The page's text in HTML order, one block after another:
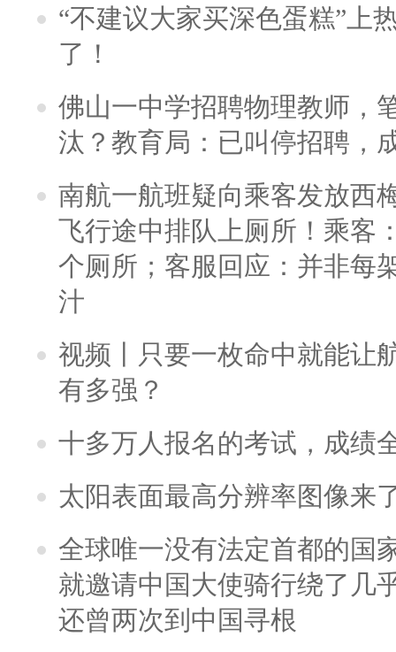
“不建议大家买深色蛋糕”上
了！
佛山一中学招聘物理教师，
汰？教育局：已叫停招聘，
南航一航班疑向乘客发放西
飞行途中排队上厕所！乘客
个厕所；客服回应：并非每
汁
视频丨只要一枚命中就能让
有多强？
十多万人报名的考试，成绩
太阳表面最高分辨率图像来
全球唯一没有法定首都的国
就邀请中国大使骑行绕了几
还曾两次到中国寻根